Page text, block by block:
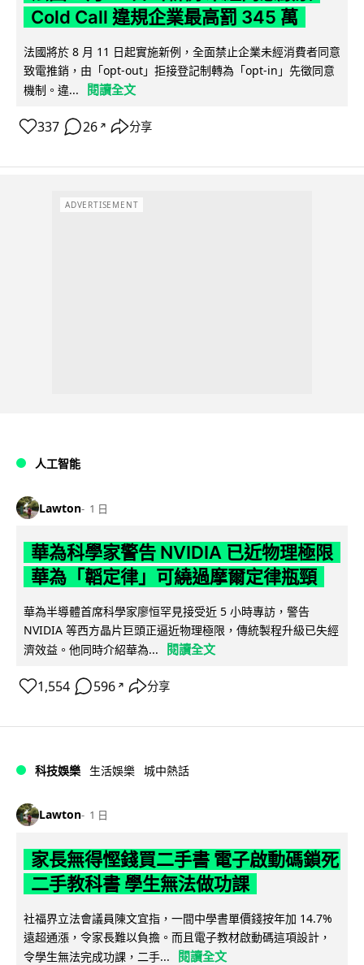
Cold Call 違規企業最高罰 345 萬
法國將於 8 月 11 日起實施新例，全面禁止企業未經消費者同意
致電推銷，由「opt-out」拒接登記制轉為「opt-in」先徵同意
機制。違...
閱讀全文
337 26 ↗ 分享
ADVERTISEMENT
人工智能
Lawton 1 日
華為科學家警告 NVIDIA 已近物理極限
華為「韜定律」可繞過摩爾定律瓶頸
華為半導體首席科學家廖恒罕見接受近 5 小時專訪，警告
NVIDIA 等西方晶片巨頭正逼近物理極限，傳統製程升級已失經
濟效益。他同時介紹華為...
閱讀全文
1,554 596 ↗ 分享
科技娛樂 生活娛樂 城中熱話
Lawton 1 日
家長無得慳錢買二手書 電子啟動碼鎖死
二手教科書 學生無法做功課
社福界立法會議員陳文宜指，一間中學書單價錢按年加 14.7%
遠超通漲，令家長難以負擔。而且電子教材啟動碼這項設計，
令學生無法完成功課，二手...
閱讀全文